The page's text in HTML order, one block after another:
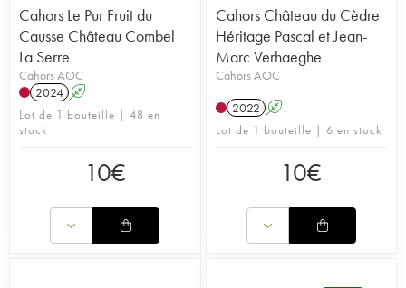
Cahors Le Pur Fruit du
Causse Château Combel
La Serre
Cahors AOC
2024 A
Lot de 1 bouteille | 48 en
stock
10€
Cahors Château du Cèdre
Héritage Pascal et Jean-
Marc Verhaeghe
Cahors AOC
2022 A
Lot de 1 bouteille | 6 en stock
10€